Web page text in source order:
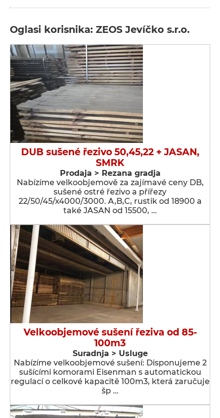
Oglasi korisnika: ZEOS Jevíčko s.r.o.
DUB sušené řezivo 50,45,22 + JASAN,
SMRK
Prodaja > Rezana gradja
Nabízíme velkoobjemově za zajímavé ceny DB,
sušené ostré řezivo a přířezy
22/50/45/x4000/3000. A,B,C, rustik od 18900 a
také JASAN od 15500, …
Velkoobjemové sušení řeziva od 85-
100m3
Suradnja > Usluge
Nabízíme velkoobjemové sušení: Disponujeme 2
sušícími komorami Eisenman s automatickou
regulací o celkové kapacitě 100m3, která zaručuje
šp …